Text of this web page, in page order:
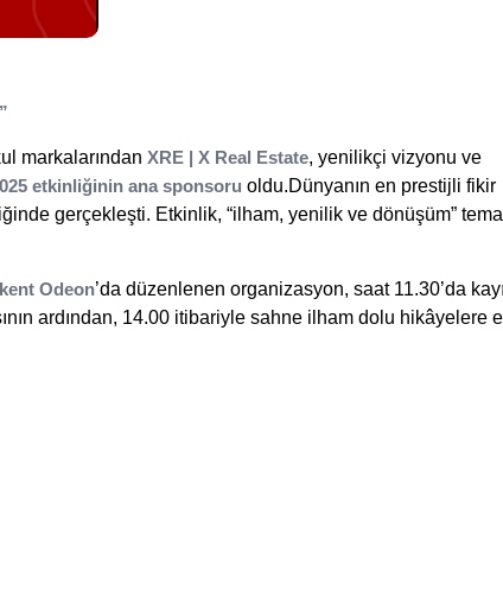
markalarından XRE | X Real Estate, yenilikçi vizyonu ve
etkinliğinin ana sponsoru oldu.Dünyanın en prestijli fikir
gerçekleşti. Etkinlik, “ilham, yenilik ve dönüşüm”
Odeon’da düzenlenen organizasyon, saat 11.30’da
ardından, 14.00 itibariyle sahne ilham dolu hikâyelere